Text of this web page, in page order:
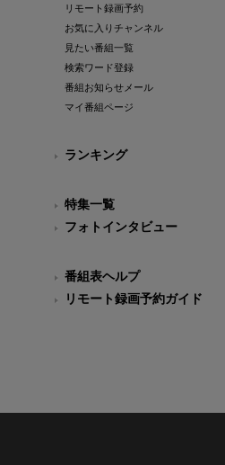
リモート録画予約
お気に入りチャンネル
見たい番組一覧
検索ワード登録
番組お知らせメール
マイ番組ページ
ランキング
特集一覧
フォトインタビュー
番組表ヘルプ
リモート録画予約ガイド